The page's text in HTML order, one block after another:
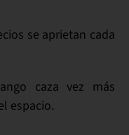
se aprietan cada
caza vez más
espacio.